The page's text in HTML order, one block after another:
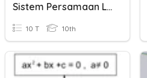
Sistem Persamaan Linear Tiga Variabel
10 T 10th